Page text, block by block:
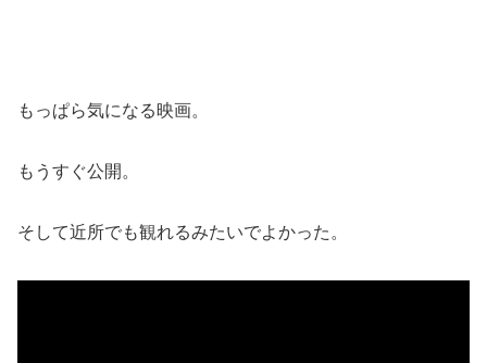
もっぱら気になる映画。
もうすぐ公開。
そして近所でも観れるみたいでよかった。